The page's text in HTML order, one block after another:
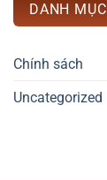
DANH MỤC
Chính sách
Uncategorized